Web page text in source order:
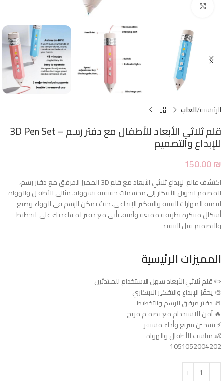
الرئيسية العاب
قلم ثلاثي الأبعاد للأطفال مع دفتر رسم – 3D Pen Set
للإبداع والتصميم
150.00₪
اكتشف عالم الإبداع ثلاثي الأبعاد مع قلم 3D المميز المرفق مع دفتر رسم،
المصمم لتحويل الأفكار إلى مجسمات حقيقية بسهولة. مثالي للأطفال والهواة
لتنمية المهارات الفنية والتفكير الإبداعي، حيث يمكن الرسم في الهواء وصنع
أشكال مبتكرة بطريقة ممتعة وآمنة. يأتي مع دفتر لمساعدتك على التخطيط
والتصميم قبل التنفيذ
المميزات الرئيسية
✏️ قلم ثلاثي الأبعاد سهل الاستخدام للمبتدئين
🎨 يحفّز الإبداع والتفكير الابتكاري
📒 دفتر مرفق للرسم والتخطيط
🔥 آمن للاستخدام مع تصميم مريح
⚡ تسخين سريع وأداء مستقر
👶 مناسب للأطفال والهواة
1051052004202